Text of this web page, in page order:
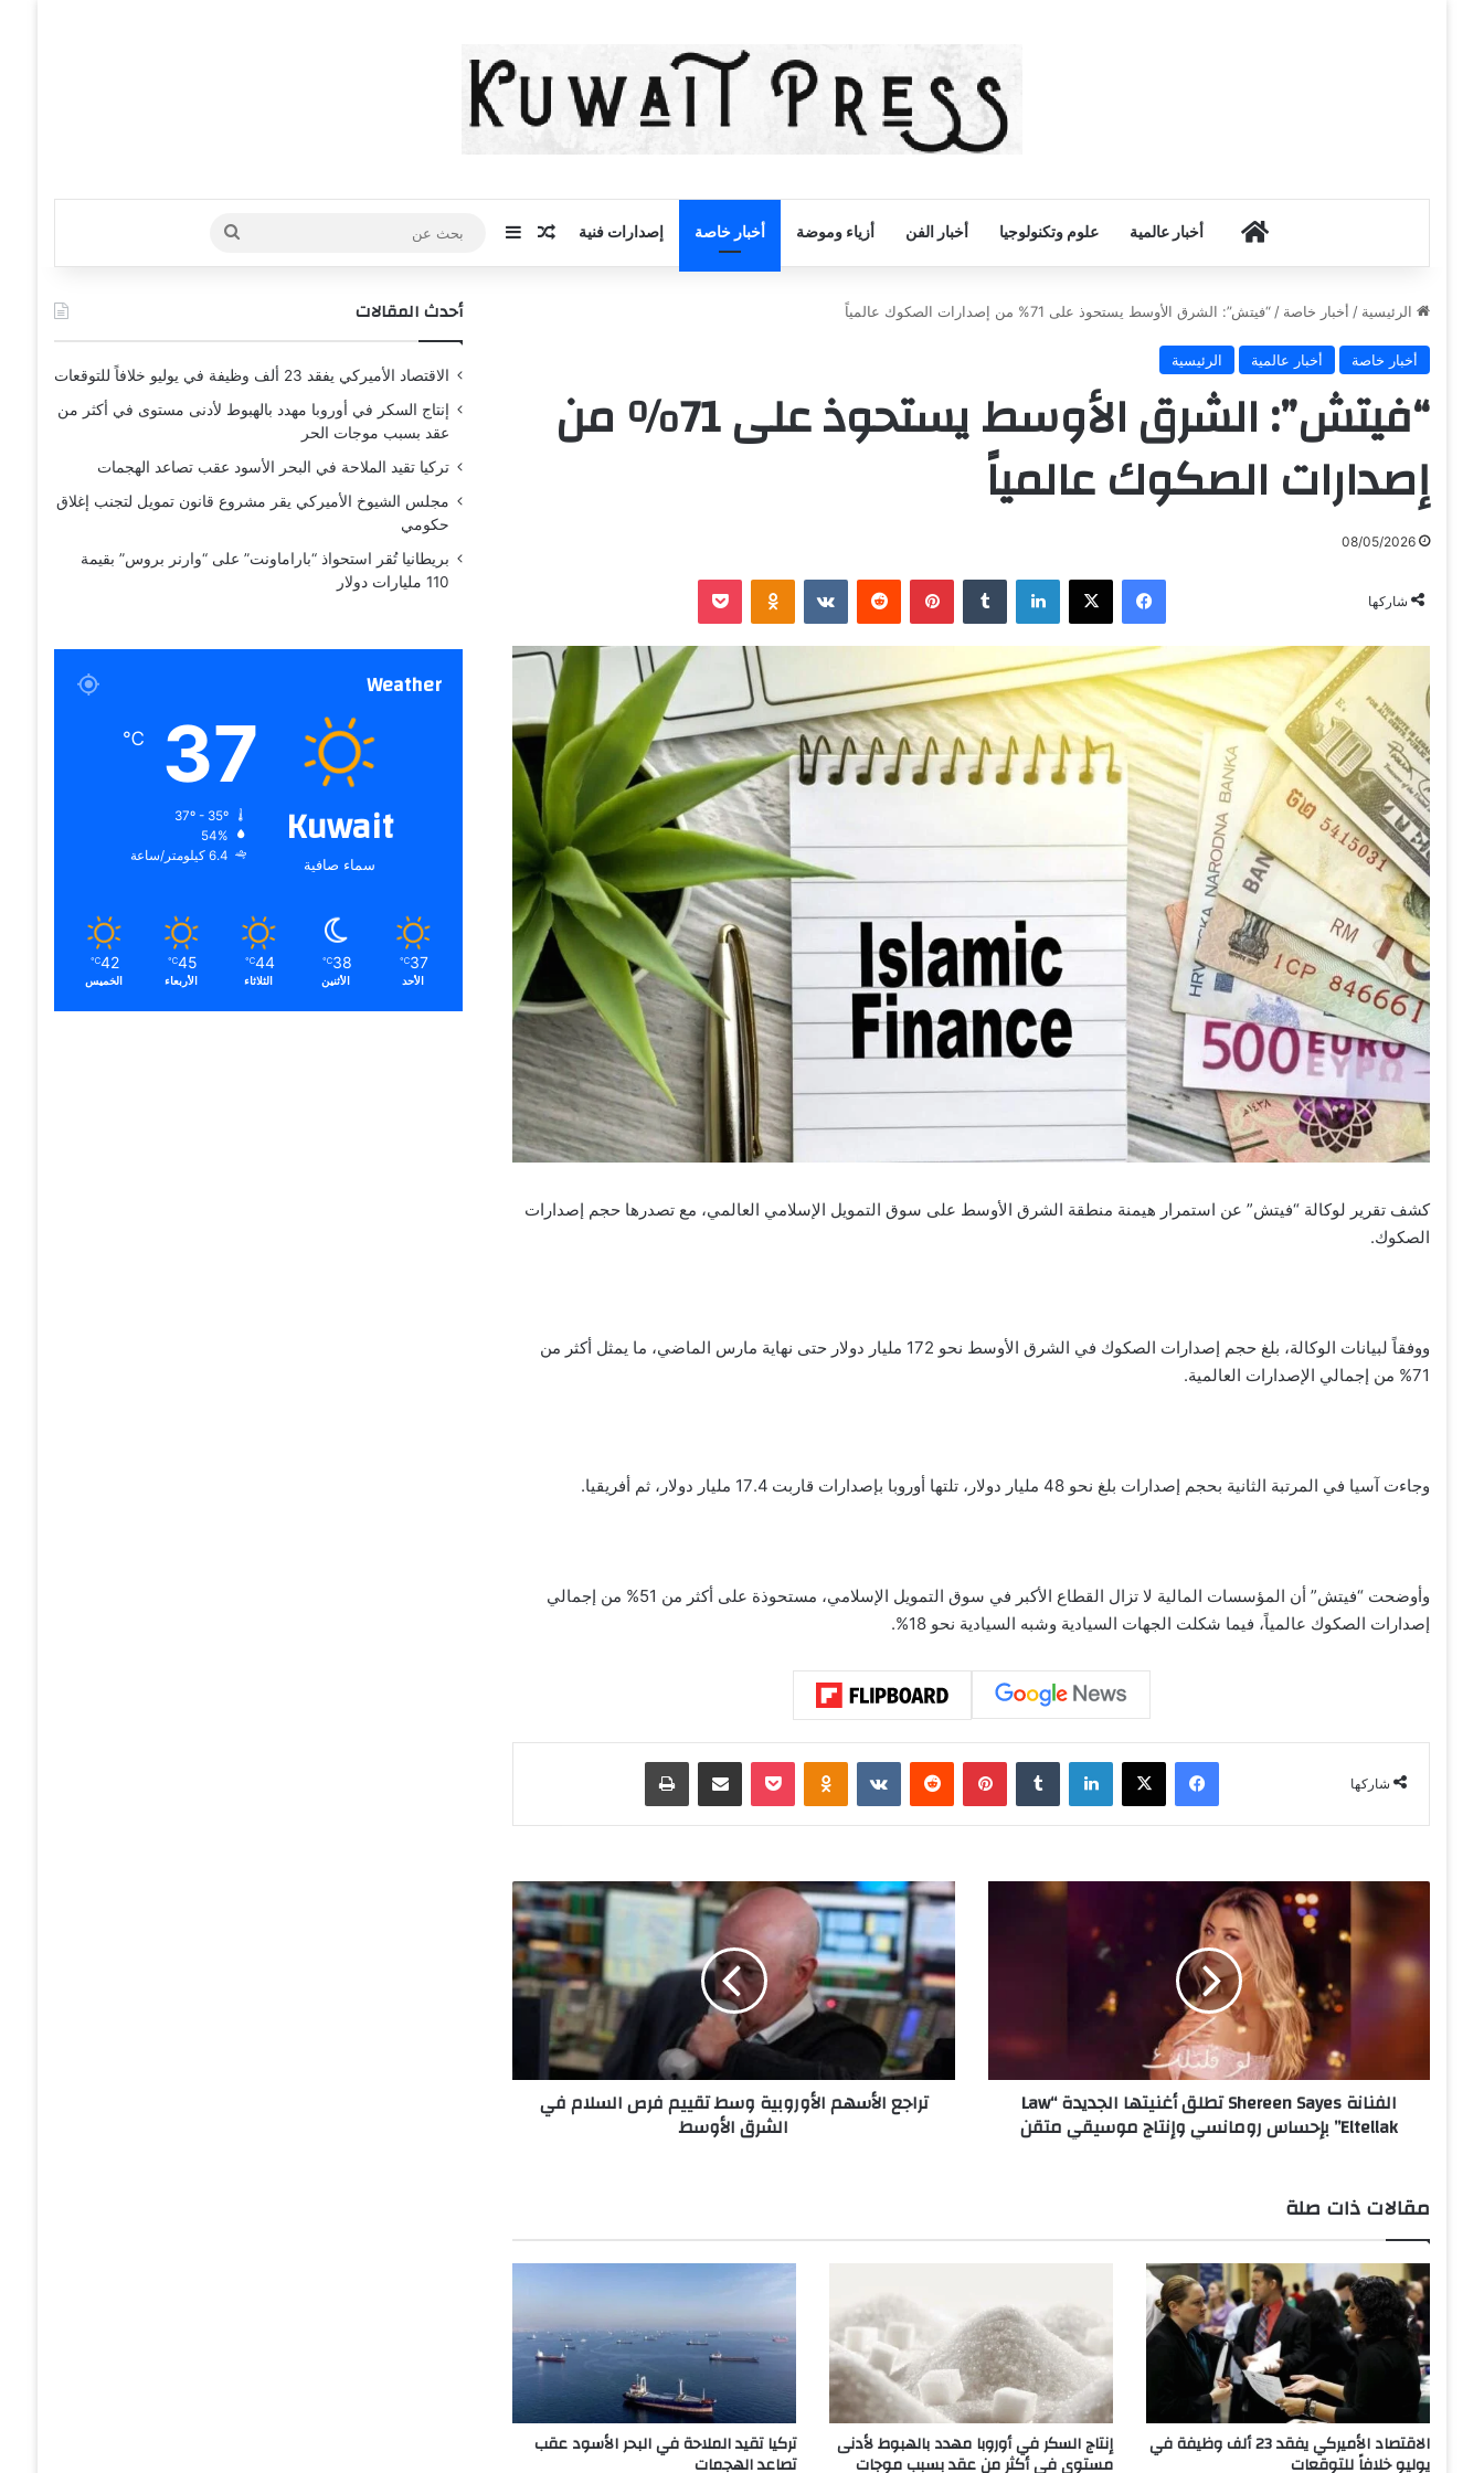
أخبار الكويت
أخبار عالمية علوم وتكنولوجيا أخبار الفن أزياء وموضة أخبار خاصة إصدارات فنية مقال عشوائي
إضافة عمود جانبي
بحث
عن
الرئيسية / أخبار خاصة / “فيتش”: الشرق الأوسط يستحوذ على 71% من إصدارات الصكوك عالمياً
أخبار خاصة أخبار عالمية الرئيسية
“فيتش”: الشرق الأوسط يستحوذ على 71% من
إصدارات الصكوك عالمياً
08/05/2026
شاركها
فيسبوك ‫X لينكدإن ‏Tumblr بينتيريست ‏Reddit
‏VKontakte
Odnoklassniki
‫Pocket
كشف تقرير لوكالة “فيتش” عن استمرار هيمنة منطقة الشرق الأوسط على سوق التمويل الإسلامي العالمي، مع تصدرها حجم إصدارات
الصكوك.
ووفقاً لبيانات الوكالة، بلغ حجم إصدارات الصكوك في الشرق الأوسط نحو 172 مليار دولار حتى نهاية مارس الماضي، ما يمثل أكثر من
71% من إجمالي الإصدارات العالمية.
وجاءت آسيا في المرتبة الثانية بحجم إصدارات بلغ نحو 48 مليار دولار، تلتها أوروبا بإصدارات قاربت 17.4 مليار دولار، ثم أفريقيا.
وأوضحت “فيتش” أن المؤسسات المالية لا تزال القطاع الأكبر في سوق التمويل الإسلامي، مستحوذة على أكثر من 51% من إجمالي
إصدارات الصكوك عالمياً، فيما شكلت الجهات السيادية وشبه السيادية نحو 18%.
شاركها
فيسبوك ‫X لينكدإن ‏Tumblr بينتيريست ‏Reddit
‏VKontakte
Odnoklassniki
‫Pocket مشاركة عبر البريد طباعة
h
S
a
y
e
ط
ل
ق
أ
غ
الفنانة Shereen Sayes تطلق أغنيتها الجديدة “Law
Eltellak” بإحساس رومانسي وإنتاج موسيقي متقن
ت
ر
ج
ع
ا
ل
س
ر
ة
ط
ت
ق
تراجع الأسهم الأوروبية وسط تقييم فرص السلام في
الشرق الأوسط
مقالات ذات صلة
الاقتصاد الأميركي يفقد 23 ألف وظيفة في
يوليو خلافاً للتوقعات
إنتاج السكر في أوروبا مهدد بالهبوط لأدنى
مستوى في أكثر من عقد بسبب موجات
تركيا تقيد الملاحة في البحر الأسود عقب
تصاعد الهجمات
أحدث المقالات
الاقتصاد الأميركي يفقد 23 ألف وظيفة في يوليو خلافاً للتوقعات
إنتاج السكر في أوروبا مهدد بالهبوط لأدنى مستوى في أكثر من
عقد بسبب موجات الحر
تركيا تقيد الملاحة في البحر الأسود عقب تصاعد الهجمات
مجلس الشيوخ الأميركي يقر مشروع قانون تمويل لتجنب إغلاق
حكومي
بريطانيا تُقر استحواذ “باراماونت” على “وارنر بروس” بقيمة
110 مليارات دولار
Weather
Kuwait
سماء صافية
37
℃
54%
6.4 كيلومتر/ساعة
37
℃
الأحد
38
℃
الأثنين
44
℃
الثلاثاء
45
℃
الأربعاء
42
℃
الخميس